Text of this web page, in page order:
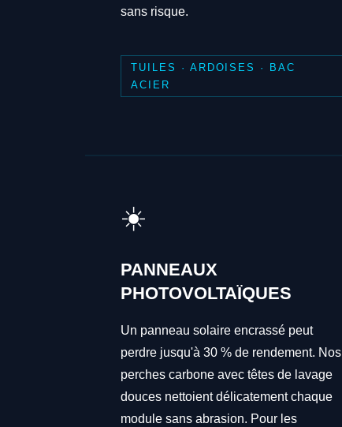
sans risque.
TUILES · ARDOISES · BAC
ACIER
☀️
PANNEAUX
PHOTOVOLTAÏQUES
Un panneau solaire encrassé peut
perdre jusqu'à 30 % de rendement. Nos
perches carbone avec têtes de lavage
douces nettoient délicatement chaque
module sans abrasion. Pour les